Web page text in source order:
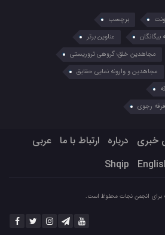
برچسب
عناوین برتر
مجاهدین خلق؛ گروهی تروریستی
مجاهدین و وارونه نمایی حقایق
رجوی
خبری درباره ارتباط با ما
عربي
Shqip
انجمن نجات محفوظ است.